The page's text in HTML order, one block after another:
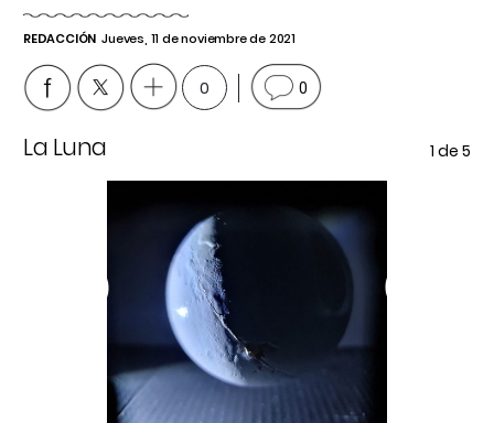
REDACCIÓN Jueves, 11 de noviembre de 2021
0 0
La Luna 1 de 5